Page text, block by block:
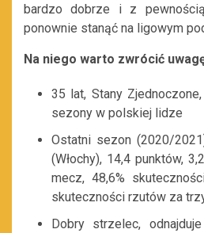
bardzo dobrze i z
ponownie stanąć na ligowym
Na niego warto zwrócić
35 lat, Stany
sezony w polskiej lidze
Ostatni sezon (2020/
(Włochy), 14,4 punktów,
mecz, 48,6%
skuteczności rzutów za
Dobry strzelec,